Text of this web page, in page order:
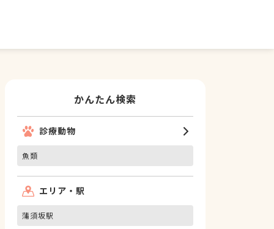
かんたん検索
診療動物
魚類
エリア・駅
蒲須坂駅